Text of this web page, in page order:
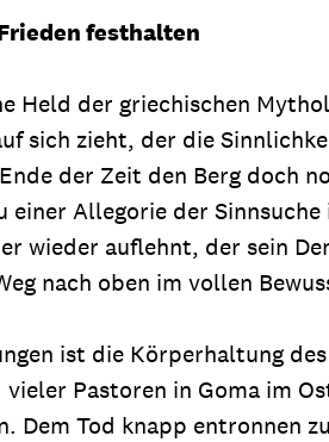
festhalten
Held der griechischen
sich zieht, der die
der Zeit den Berg doch
einer Allegorie der
wieder auflehnt, der sein
nach oben im vollen
ist die Körperhaltung
Pastoren in Goma im
Dem Tod knapp entronnen